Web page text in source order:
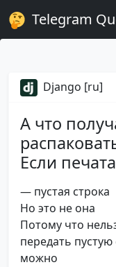
Telegram
Django [ru]
А что
Если
— пустая строка
Но это не она
Потому что
передать пустую
можно